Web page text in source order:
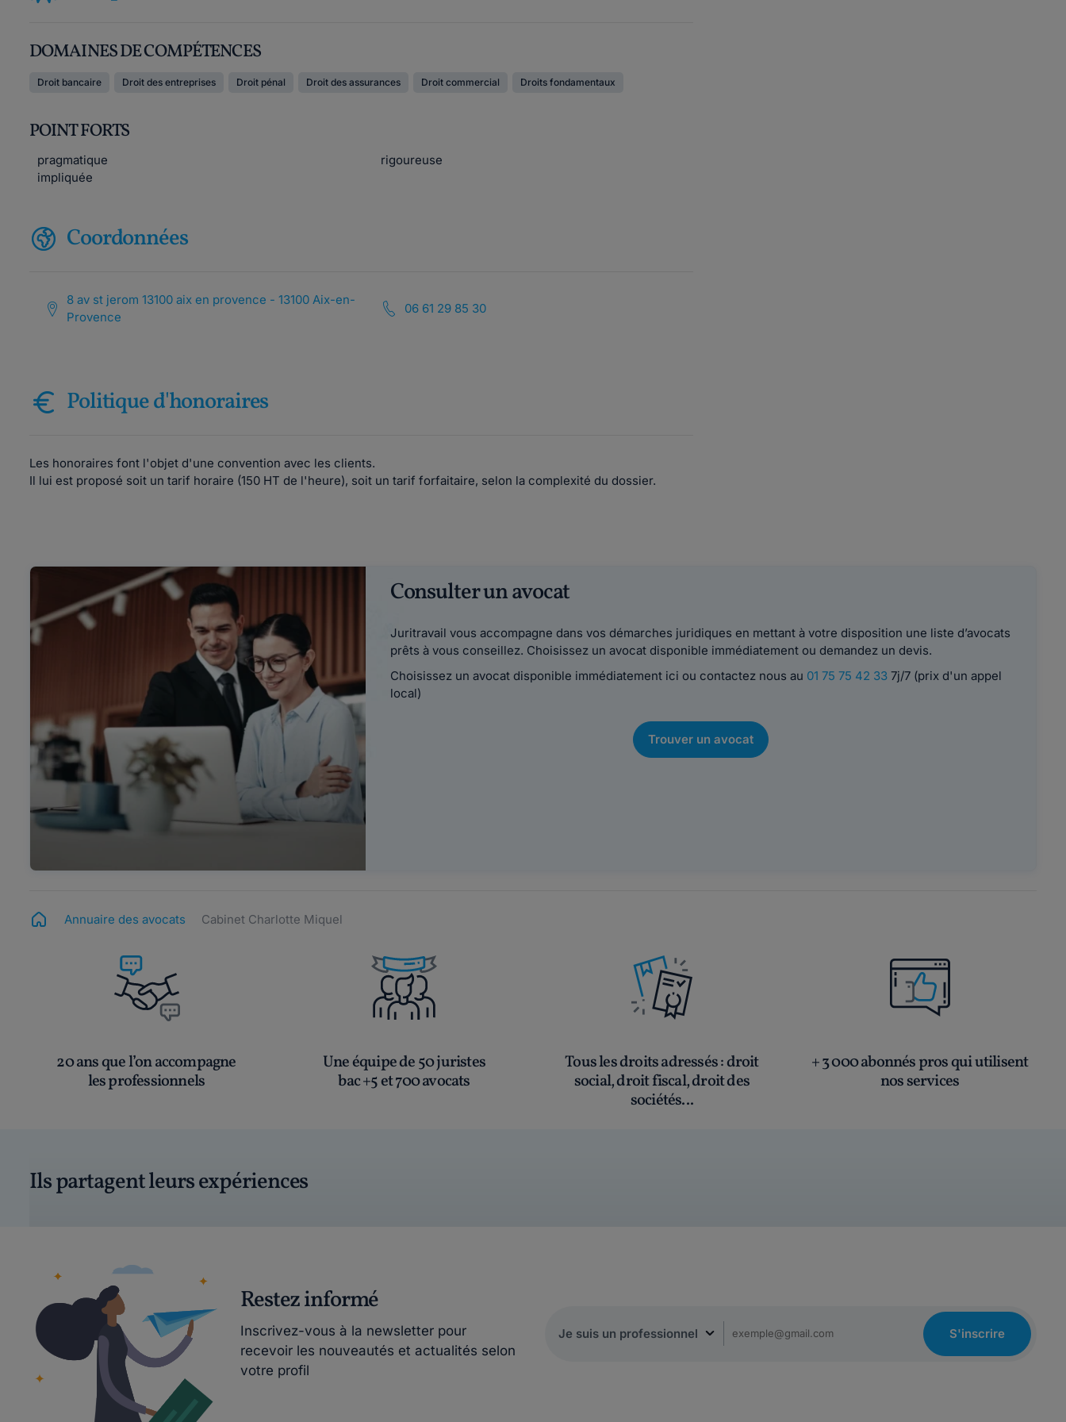
DOMAINES DE COMPÉTENCES
Droit bancaire Droit des entreprises Droit pénal Droit des assurances Droit commercial Droits fondamentaux
POINT FORTS
pragmatique
rigoureuse
impliquée
Coordonnées
8 av st jerom 13100 aix en provence - 13100 Aix-en-
Provence
06 61 29 85 30
Politique d'honoraires
Les honoraires font l'objet d'une convention avec les clients.
Il lui est proposé soit un tarif horaire (150 HT de l'heure), soit un tarif forfaitaire, selon la complexité du dossier.
Consulter un avocat
Juritravail vous accompagne dans vos démarches juridiques en mettant à votre disposition une liste d’avocats
prêts à vous conseillez. Choisissez un avocat disponible immédiatement ou demandez un devis.
Choisissez un avocat disponible immédiatement ici ou contactez nous au 01 75 75 42 337j/7 (prix d'un appel
local)
Trouver un avocat
Annuaire des avocats Cabinet Charlotte Miquel
20 ans que l’on accompagne
les professionnels
Une équipe de 50 juristes
bac +5 et 700 avocats
Tous les droits adressés: droit
social, droit fiscal, droit des
sociétés...
+ 3 000 abonnés pros qui utilisent
nos services
Ils partagent leurs expériences
Restez informé
Inscrivez-vous à la newsletter pour
recevoir les nouveautés et actualités selon
votre profil
S'inscrire